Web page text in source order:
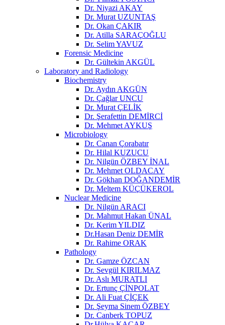
Dr. Niyazi AKAY
Dr. Murat UZUNTAŞ
Dr. Okan ÇAKIR
Dr. Atilla SARAÇOĞLU
Dr. Selim YAVUZ
Forensic Medicine
Dr. Gültekin AKGÜL
Laboratory and Radiology
Biochemistry
Dr. Aydın AKGÜN
Dr. Çağlar UNCU
Dr. Murat ÇELİK
Dr. Şerafettin DEMİRCİ
Dr. Mehmet AYKUŞ
Microbiology
Dr. Canan Çorabatır
Dr. Hilal KUZUCU
Dr. Nilgün ÖZBEY İNAL
Dr. Mehmet OLDACAY
Dr. Gökhan DOĞANDEMİR
Dr. Meltem KÜÇÜKEROL
Nuclear Medicine
Dr. Nilgün ARACI
Dr. Mahmut Hakan ÜNAL
Dr. Kerim YILDIZ
Dr.Hasan Deniz DEMİR
Dr. Rahime ORAK
Pathology
Dr. Gamze ÖZCAN
Dr. Sevgül KIRILMAZ
Dr. Aslı MURATLI
Dr. Ertunç ÇİNPOLAT
Dr. Ali Fuat ÇİÇEK
Dr. Şeyma Sinem ÖZBEY
Dr. Canberk TOPUZ